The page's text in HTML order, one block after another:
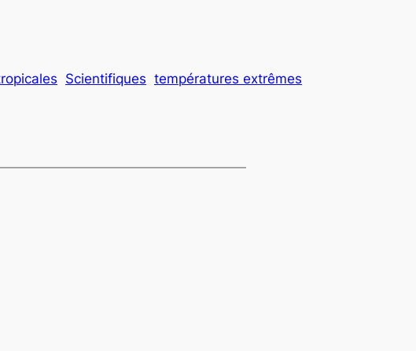
Scientifiques températures extrêmes